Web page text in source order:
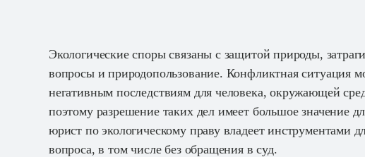
Связаться с нами
Экологические споры связаны с защитой природы,
вопросы и природопользование. Конфликтная ситуация
негативным последствиям для человека, окружающей
поэтому разрешение таких дел имеет большое значение
юрист по экологическому праву владеет инструментами
вопроса, в том числе без обращения в суд.